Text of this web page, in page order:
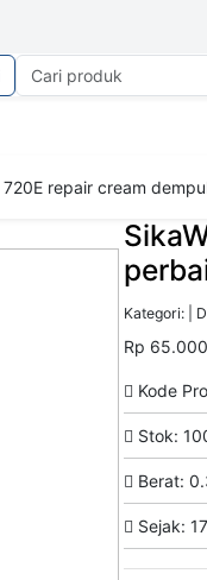
720E repair cream
Kategori: |
Rp 65.000
Kode
Stok:
Berat:
Sejak: